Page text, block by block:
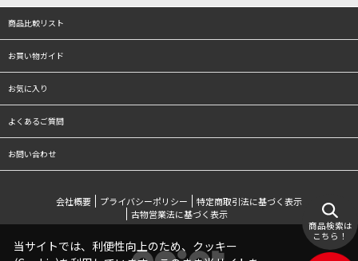
商品比較リスト
お買い物ガイド
お気に入り
よくあるご質問
お問い合わせ
会社概要 プライバシーポリシー
特定商取引法に基づく表示
古物営業法に基づく表示
商品検索は
こちら！
当サイトでは、利便性向上のため、クッキー